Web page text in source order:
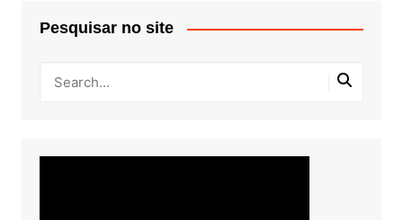
Pesquisar no site